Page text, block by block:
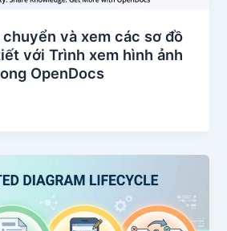
và xem các sơ đồ
với Trình xem hình ảnh
OpenDocs